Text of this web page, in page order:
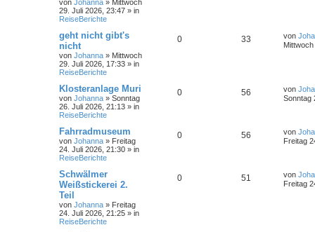
von Johanna » Mittwoch
29. Juli 2026, 23:47 » in
ReiseBerichte
geht nicht gibt's
nicht
von Johanna » Mittwoch
29. Juli 2026, 17:33 » in
ReiseBerichte
0 33 von
Klosteranlage Muri
von Johanna » Sonntag
26. Juli 2026, 21:13 » in
ReiseBerichte
0 56 von
Sonntag
Fahrradmuseum
von Johanna » Freitag
24. Juli 2026, 21:30 » in
ReiseBerichte
0 56 von
Freitag
Schwälmer
Weißstickerei 2.
Teil
von Johanna » Freitag
24. Juli 2026, 21:25 » in
ReiseBerichte
0 51 von
Freitag